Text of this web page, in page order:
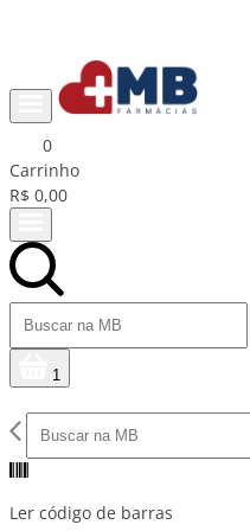
0
Carrinho
R$ 0,00
1
Ler código de barras